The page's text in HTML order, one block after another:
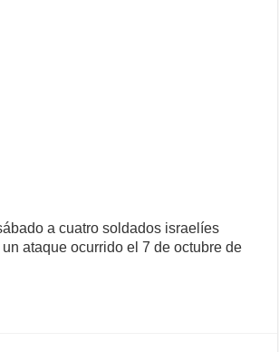
a cuatro soldados israelíes
ataque ocurrido el 7 de octubre de